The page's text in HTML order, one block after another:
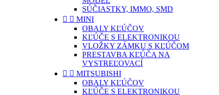
SÚČIASTKY, IMMO, SMD
  MINI
OBALY KĽÚČOV
KĽÚČE S ELEKTRONIKOU
VLOŽKY ZÁMKU S KĽÚČOM
PRESTAVBA KĽÚČA NA
VYSTREĽOVACÍ
  MITSUBISHI
OBALY KĽÚČOV
KĽÚČE S ELEKTRONIKOU